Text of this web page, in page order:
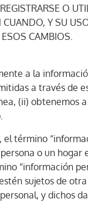
O
Y SU
CAMBIOS.
a la
a través de
(ii) obtenemos
el término
o un
“información
sujetos de
y dichos